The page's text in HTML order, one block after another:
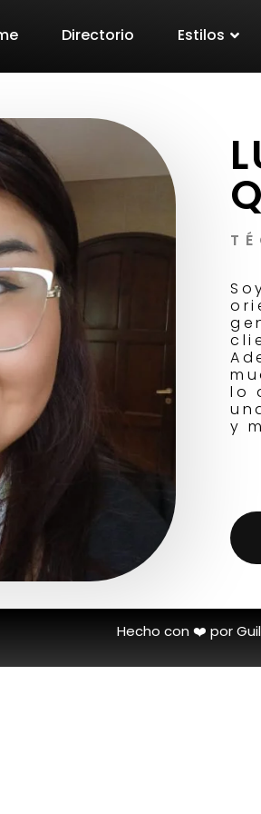
Directorio Estilos
lo
y
Hecho con ❤️ por